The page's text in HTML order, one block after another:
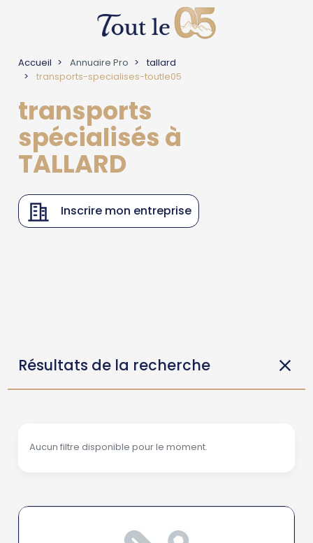
Accueil Annuaire Pro
tallard
transports-specialises-toutle05
transports
spécialisés à
TALLARD
Inscrire mon entreprise
Résultats de la recherche
Aucun filtre disponible pour le moment.